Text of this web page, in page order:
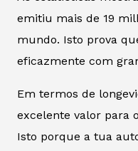
emitiu mais de 19
mundo. Isto prova
eficazmente com
Em termos de
excelente valor para
Isto porque a tua